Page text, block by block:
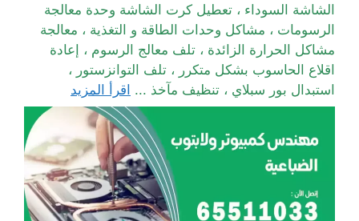
الشاشة السوداء ، تعطيل كرت الشاشة وحدة معالجة
الرسومات ، مشاكل وحدات الطاقة و التغذية ، معالجة
مشاكل الحرارة الزائدة ، تلف معالج الرسوم ، إعادة
اقلاع الحاسوب بشكل متكرر ، تلف التوانزستور ،
استبدال بور سبلاي ، تنظيف مآخذ ... اقرأ المزيد